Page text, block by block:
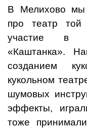
В Мелихово мы
про театр
участие в
«Каштанка».
созданием
кукольном
шумовых
эффекты,
тоже